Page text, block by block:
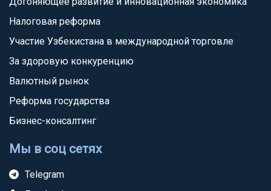
Налоговая реформа
Участие Узбекистана в международной торговле
За здоровую конкуренцию
Валютный рынок
Реформа государства
Бизнес-консалтинг
Мы в соц сетях
Telegram